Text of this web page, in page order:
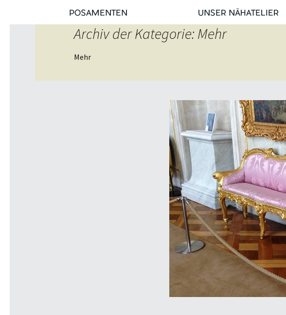
POSAMENTEN UNSER NÄHATELIER
Archiv der Kategorie: Mehr
Mehr